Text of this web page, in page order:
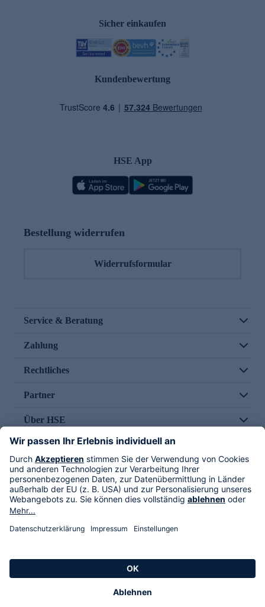
Sicher einkaufen
Kundenbewertung
HSE App
Bestellung widerrufen
Widerrufsformular
Service & Beratung
Zahlung
Rechtliches
Partner
Über HSE
Im TV
HSE International